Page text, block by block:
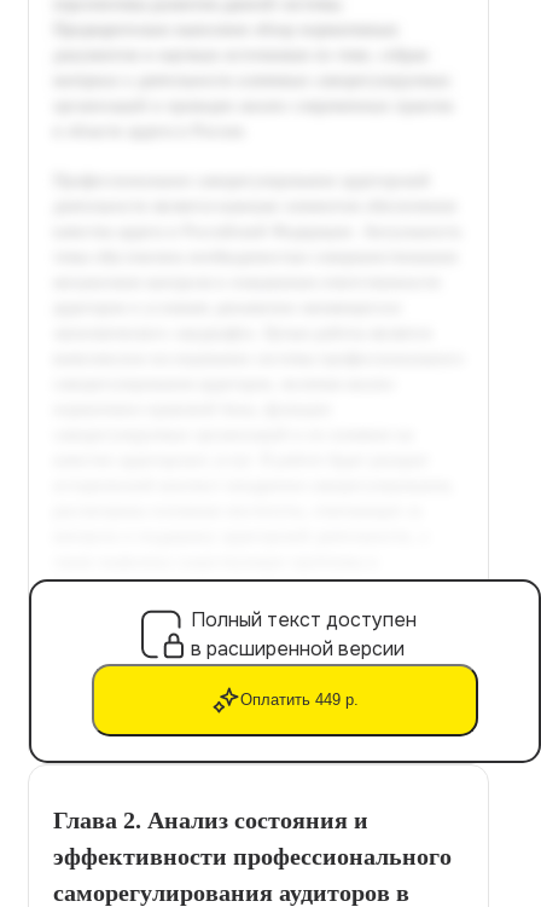
Полный текст доступен
в расширенной версии
Оплатить 449 р.
Глава 2. Анализ состояния и
эффективности профессионального
саморегулирования аудиторов в